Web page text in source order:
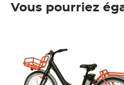
Vous pourriez